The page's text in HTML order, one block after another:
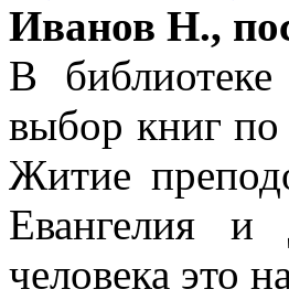
Иванов Н.,
В
выбор книг
Житие
Евангелия и
человека это